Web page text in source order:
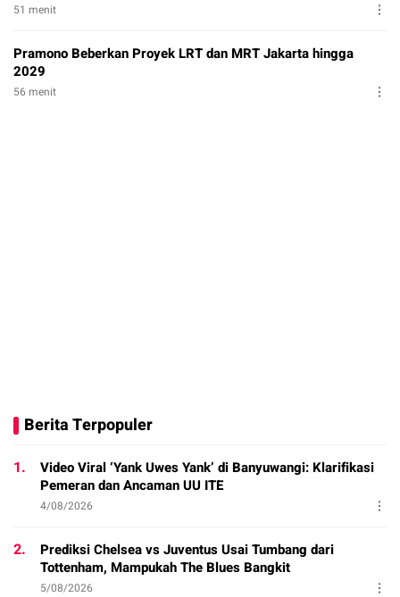
51 menit
Pramono Beberkan Proyek LRT dan MRT Jakarta hingga
2029
56 menit
Berita Terpopuler
1.
Video Viral ‘Yank Uwes Yank’ di Banyuwangi: Klarifikasi
Pemeran dan Ancaman UU ITE
4/08/2026
2.
Prediksi Chelsea vs Juventus Usai Tumbang dari
Tottenham, Mampukah The Blues Bangkit
5/08/2026